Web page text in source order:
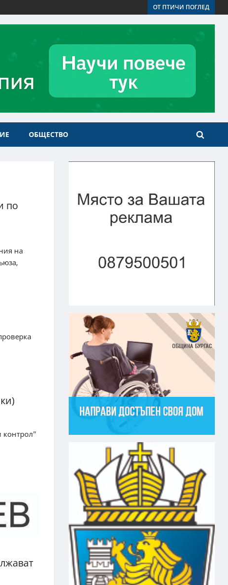
ОТ ПТИЧИ ПОГЛЕД
ОБЩЕСТВО
по
на
контрол"